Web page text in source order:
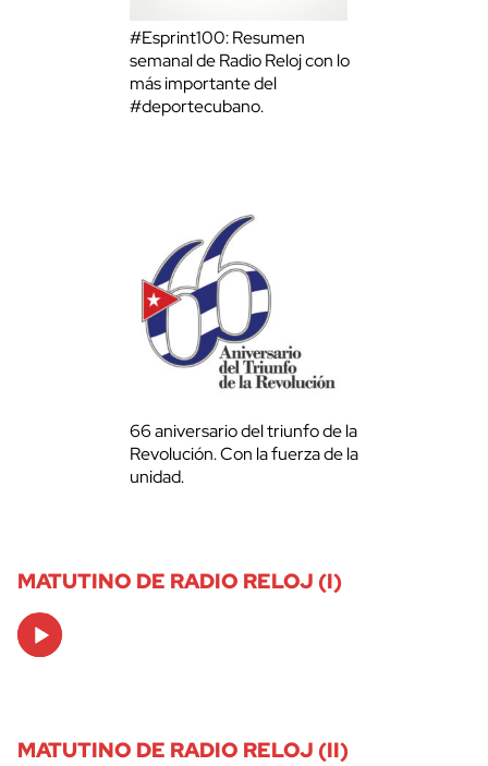
#Esprint100: Resumen
semanal de Radio Reloj con lo
más importante del
#deportecubano.
66 aniversario del triunfo de la
Revolución. Con la fuerza de la
unidad.
MATUTINO DE RADIO RELOJ (I)
Audio
Player
MATUTINO DE RADIO RELOJ (II)